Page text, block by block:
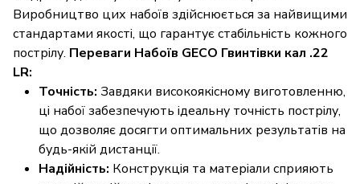
Виробництво цих набоїв здійснюється за найвищими
стандартами якості, що гарантує стабільність кожного
пострілу. Переваги Набоїв GECO Гвинтівки кал .22
LR:
Точність: Завдяки високоякісному виготовленню,
ці набої забезпечують ідеальну точність пострілу,
що дозволяє досягти оптимальних результатів на
будь-якій дистанції.
Надійність: Конструкція та матеріали сприяють